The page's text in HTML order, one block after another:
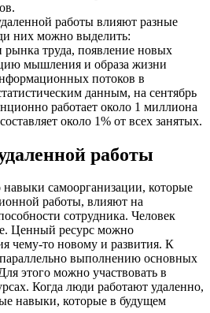
работы влияют разные
них можно выделить:
рынка труда, появление новых
мышления и образа жизни
потоков в
данным, на сентябрь
работает около 1 миллиона
около 1% от всех занятых.
работы
навыки самоорганизации, которые
работы, влияют на
сотрудника. Человек
Ценный ресурс можно
чему-то новому и развития. К
выполнению основных
этого можно участвовать в
Когда люди работают удаленно,
навыки, которые в будущем